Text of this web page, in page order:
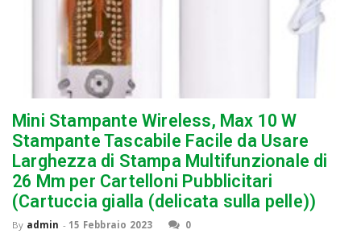
Mini Stampante Wireless, Max 10 W
Stampante Tascabile Facile da Usare
Larghezza di Stampa Multifunzionale di
26 Mm per Cartelloni Pubblicitari
(Cartuccia gialla (delicata sulla pelle))
By admin - 15 Febbraio 2023 0